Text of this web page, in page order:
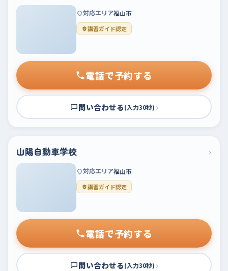
対応エリア福山市
講習ガイド認定
電話で予約する
問い合わせる(入力30秒) ›
山陽自動車学校 ›
対応エリア福山市
講習ガイド認定
電話で予約する
問い合わせる(入力30秒) ›